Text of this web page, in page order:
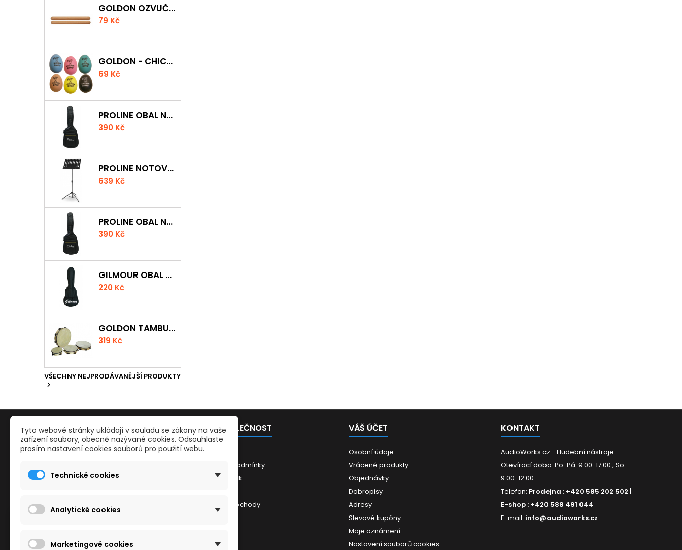
GOLDON OZVUČNÁ DŘÍVKA 15 X 150MM
79 Kč
GOLDON - CHICKEN SHAKER
69 Kč
PROLINE OBAL NA AKUSTICKOU KYTARU S 5 MM POLSTROVÁNÍM
390 Kč
PROLINE NOTOVÝ PULT ODLEHČENÝ
639 Kč
PROLINE OBAL NA KLASICKOU KYTARU S 5 MM POLSTROVÁNÍM
390 Kč
GILMOUR OBAL NA UKULELE CONCERT
220 Kč
GOLDON TAMBURÍNA S BLÁNOU A ČINELKY 20CM
319 Kč
VŠECHNY NEJPRODÁVANĚJŠÍ PRODUKTY

PRODUKTY
Reklamace a odstoupení od smlouvy
Nové zboží
NAŠE SPOLEČNOST
Kontakty
Obchodní podmínky
Mapa stránek
Kamenné obchody
VÁŠ ÚČET
Osobní údaje
Vrácené produkty
Objednávky
Dobropisy
Adresy
Slevové kupóny
Moje oznámení
Nastavení souborů cookies
KONTAKT
AudioWorks.cz - Hudební nástroje
Otevírací doba: Po-Pá: 9:00-17:00 , So:
9:00-12:00
Telefon: Prodejna : +420 585 202 502 |
E-shop : +420 588 491 044
E-mail: info@audioworks.cz
Tento obchod používá cookies ke zlepšení
Tyto webové stránky ukládají v souladu se zákony na vaše
zařízení soubory, obecně nazývané cookies. Odsouhlaste
prosím nastavení cookies souborů pro použití webu.
Technické cookies
Analytické cookies
Marketingové cookies